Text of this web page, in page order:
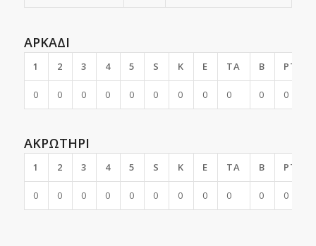
ΑΡΚΑΔΙ
1 2 3 4 5 S K E TA B PTS
0 0 0 0 0 0 0 0 0 0 0
ΑΚΡΩΤΗΡΙ
1 2 3 4 5 S K E TA B PTS
0 0 0 0 0 0 0 0 0 0 0